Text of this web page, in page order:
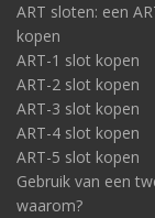
ART sloten: een
kopen
ART-1 slot kopen
ART-2 slot kopen
ART-3 slot kopen
ART-4 slot kopen
ART-5 slot kopen
Gebruik van een
waarom?